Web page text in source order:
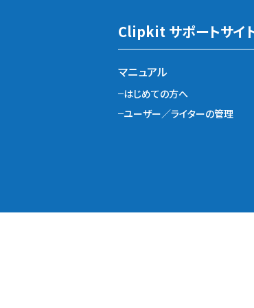
Clipkit サポートサイ
マニュアル
はじめての方へ
ユーザー／ライターの管理